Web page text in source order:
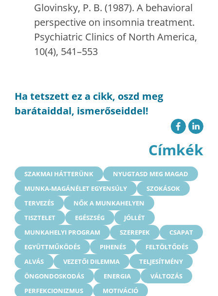
Glovinsky, P. B. (1987). A behavioral
perspective on insomnia treatment.
Psychiatric Clinics of North America,
10(4), 541–553
Ha tetszett ez a cikk, oszd meg
barátaiddal, ismerőseiddel!
Címkék
SZAKMAI HÁTTERÜNK
NYUGTASD MEG MAGAD
MUNKA-MAGÁNÉLET EGYENSÚLY
SZOKÁSOK
TERVEZÉS
NŐK A MUNKAHELYEN
TISZTELET
EGÉSZSÉG
JÓLLÉT
MUNKAHELYI PROGRAM
SZEREPEK
CSAPAT
EGYÜTTMŰKÖDÉS
PIHENÉS
FELTÖLTŐDÉS
ALVÁS
VEZETŐI DILEMMA
TELJESÍTMÉNY
ÖNGONDOSKODÁS
ENERGIA
VÁLTOZÁS
PERFEKCIONIZMUS
MOTIVÁCIÓ